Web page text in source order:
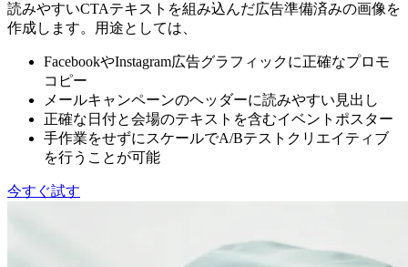
読みやすいCTAテキストを組み込んだ広告準備済みの画像を
作成します。用途としては、
FacebookやInstagram広告グラフィックに正確なプロモ
コピー
メールキャンペーンのヘッダーに読みやすい見出し
正確な日付と会場のテキストを含むイベントポスター
手作業をせずにスケールでA/Bテストクリエイティブ
を行うことが可能
今すぐ試す